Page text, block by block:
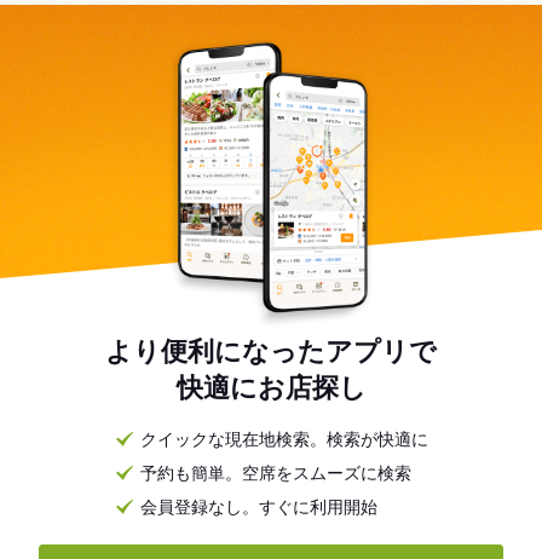
より便利になったアプリで
快適にお店探し
クイックな現在地検索。検索が快適に
予約も簡単。空席をスムーズに検索
会員登録なし。すぐに利用開始